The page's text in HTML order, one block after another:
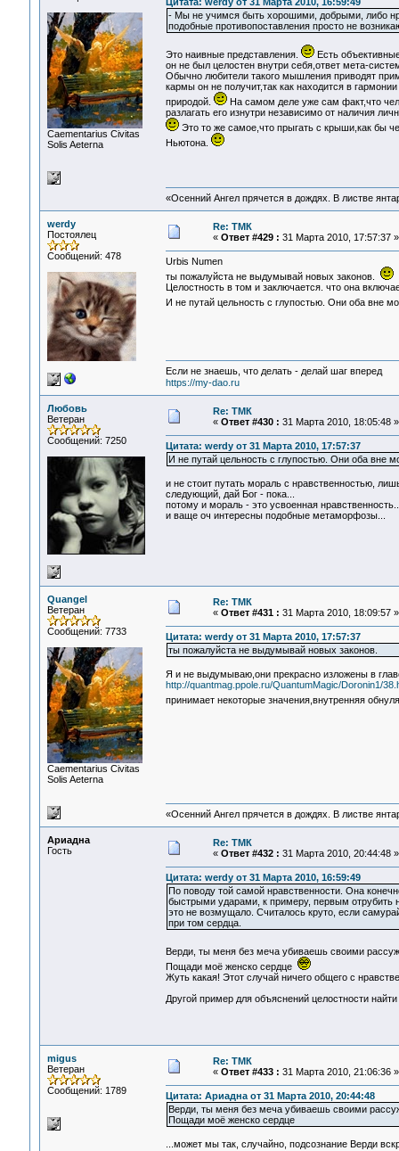
Сaementarius Civitas
Solis Aeterna
- Мы не учимся быть хорошими, добрыми, либо
подобные противопоставления просто не
Это наивные представления.
Есть
он не был целостен внутри себя,ответ мета-
Обычно любители такого мышления приводят
кармы он не получит,так как находится в
природой.
На самом деле уже сам факт,что
разлагать его изнутри независимо от наличия
Это то же самое,что прыгать с крыши,как бы
Ньютона.
«Осенний Ангел прячется в дождях. В листве
werdy
Постоялец
Сообщений: 478
Re: ТМК
« Ответ #429 : 31 Марта 2010, 17:57:37 »
Urbis Numen
ты пожалуйста не выдумывай новых законов.
Целостность в том и заключается. что она
И не путай цельность с глупостью. Они оба вне
Если не знаешь, что делать - делай шаг вперед
https://my-dao.ru
Любовь
Ветеран
Сообщений: 7250
Re: ТМК
« Ответ #430 : 31 Марта 2010, 18:05:48 »
Цитата: werdy от 31 Марта 2010, 17:57:37
И не путай цельность с глупостью. Они оба вне
и не стоит путать мораль с нравственностью,
следующий, дай Бог - пока...
потому и мораль - это усвоенная
и ваще оч интересны подобные метаморфозы...
Quangel
Ветеран
Сообщений: 7733
Сaementarius Civitas
Solis Aeterna
Re: ТМК
« Ответ #431 : 31 Марта 2010, 18:09:57 »
Цитата: werdy от 31 Марта 2010, 17:57:37
ты пожалуйста не выдумывай новых законов.
Я и не выдумываю,они прекрасно изложены в
http://quantmag.ppole.ru/QuantumMagic/Doronin1/
принимает некоторые значения,внутренняя
«Осенний Ангел прячется в дождях. В листве
Ариадна
Гость
Re: ТМК
« Ответ #432 : 31 Марта 2010, 20:44:48 »
Цитата: werdy от 31 Марта 2010, 16:59:49
По поводу той самой нравственности. Она
быстрыми ударами, к примеру, первым отрубить
это не возмущало. Считалось круто, если
при том сердца.
Верди, ты меня без меча убиваешь своими
Пощади моё женско сердце
Жуть какая! Этот случай ничего общего с
Другой пример для объяснений целостности
migus
Ветеран
Сообщений: 1789
Re: ТМК
« Ответ #433 : 31 Марта 2010, 21:06:36 »
Цитата: Ариадна от 31 Марта 2010, 20:44:48
Верди, ты меня без меча убиваешь своими
Пощади моё женско сердце
...может мы так, случайно, подсознание Верди